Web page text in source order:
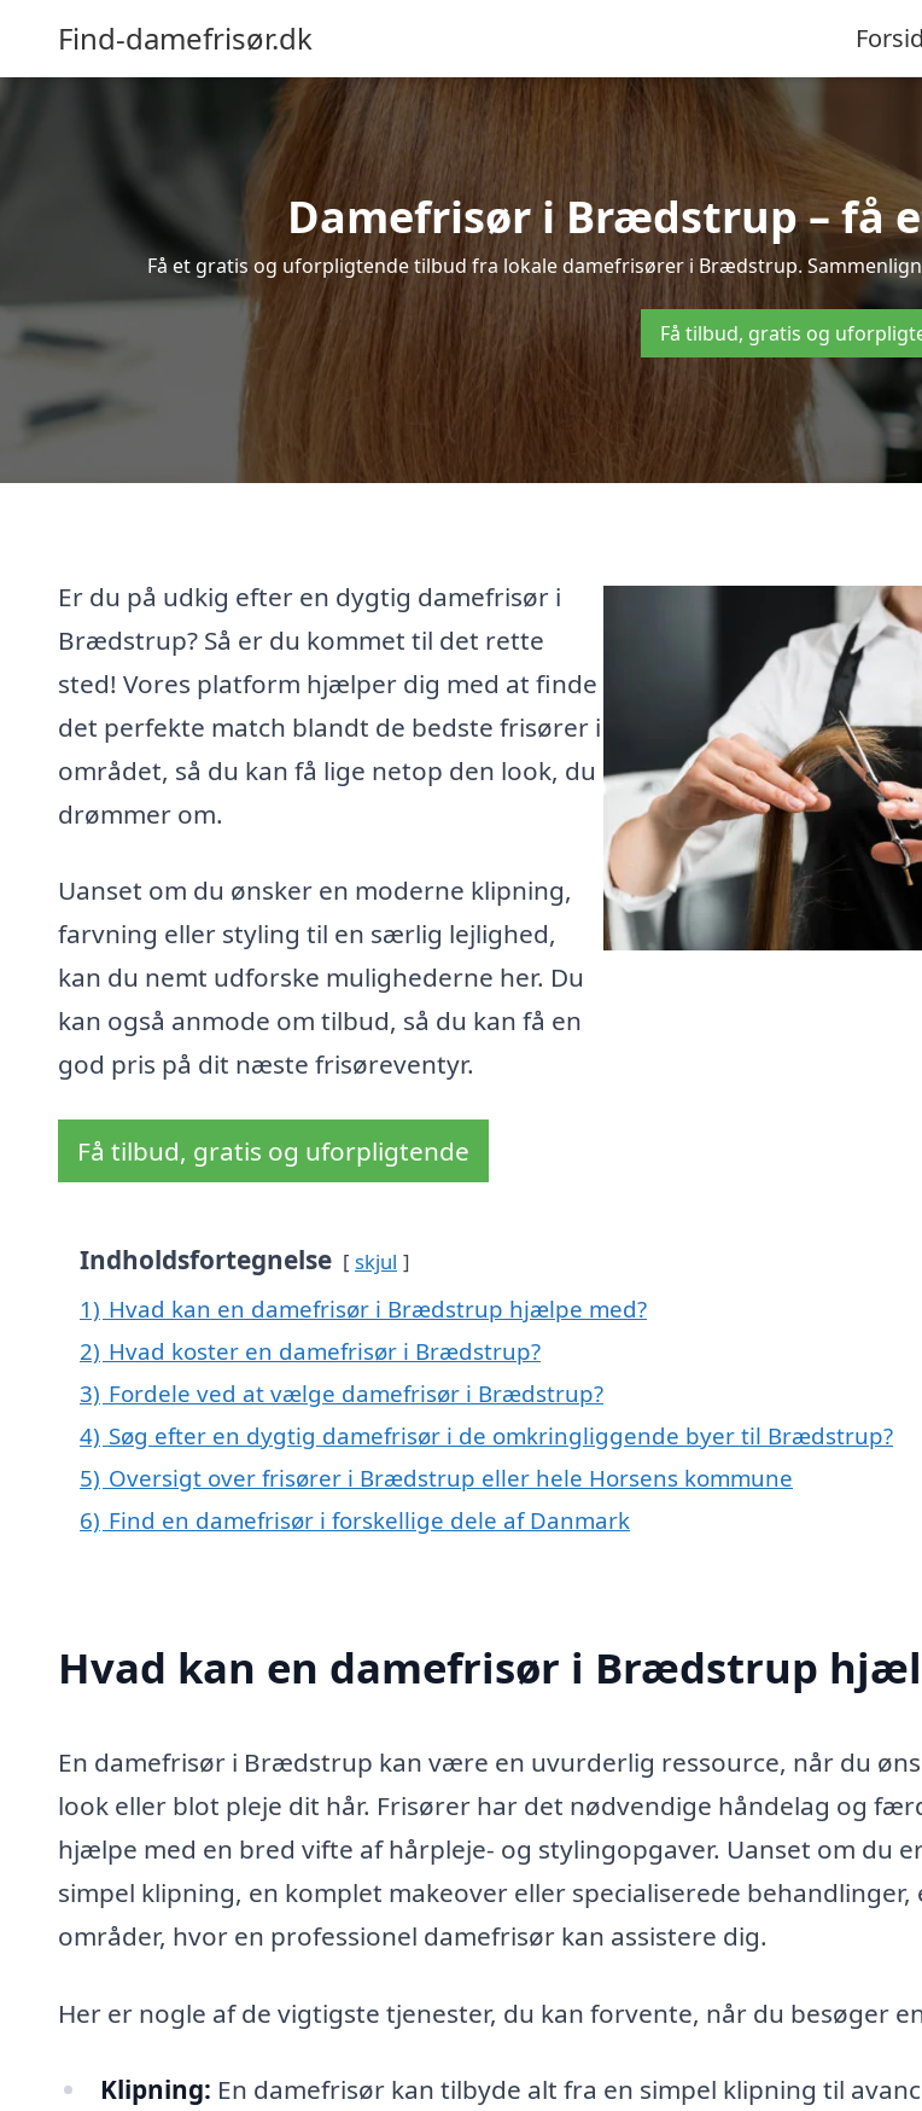
Find-damefrisør.dk
Damefrisør i Brædstrup – få
Få et gratis og uforpligtende tilbud fra lokale damefrisører i Brædstrup.
Få tilbud, gratis og
Er du på udkig efter en dygtig damefrisør i
Brædstrup? Så er du kommet til det rette
sted! Vores platform hjælper dig med at finde
det perfekte match blandt de bedste frisører i
området, så du kan få lige netop den look, du
drømmer om.
Uanset om du ønsker en moderne klipning,
farvning eller styling til en særlig lejlighed,
kan du nemt udforske mulighederne her. Du
kan også anmode om tilbud, så du kan få en
god pris på dit næste frisøreventyr.
Få tilbud, gratis og uforpligtende
Indholdsfortegnelse skjul
1) Hvad kan en damefrisør i Brædstrup hjælpe med?
2) Hvad koster en damefrisør i Brædstrup?
3) Fordele ved at vælge damefrisør i Brædstrup?
4) Søg efter en dygtig damefrisør i de omkringliggende byer til Brædstrup?
5) Oversigt over frisører i Brædstrup eller hele Horsens kommune
6) Find en damefrisør i forskellige dele af Danmark
Hvad kan en damefrisør i Brædstrup
En damefrisør i Brædstrup kan være en uvurderlig ressource, når du
look eller blot pleje dit hår. Frisører har det nødvendige håndelag og
hjælpe med en bred vifte af hårpleje- og stylingopgaver. Uanset om du
simpel klipning, en komplet makeover eller specialiserede behandlinger,
områder, hvor en professionel damefrisør kan assistere dig.
Her er nogle af de vigtigste tjenester, du kan forvente, når du besøger
Klipning: En damefrisør kan tilbyde alt fra en simpel klipning til